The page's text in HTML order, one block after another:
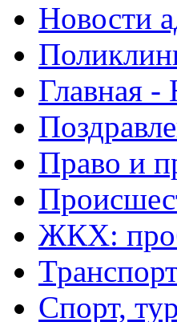
Новости
Главная -
Право и
ЖКХ:
Спорт,